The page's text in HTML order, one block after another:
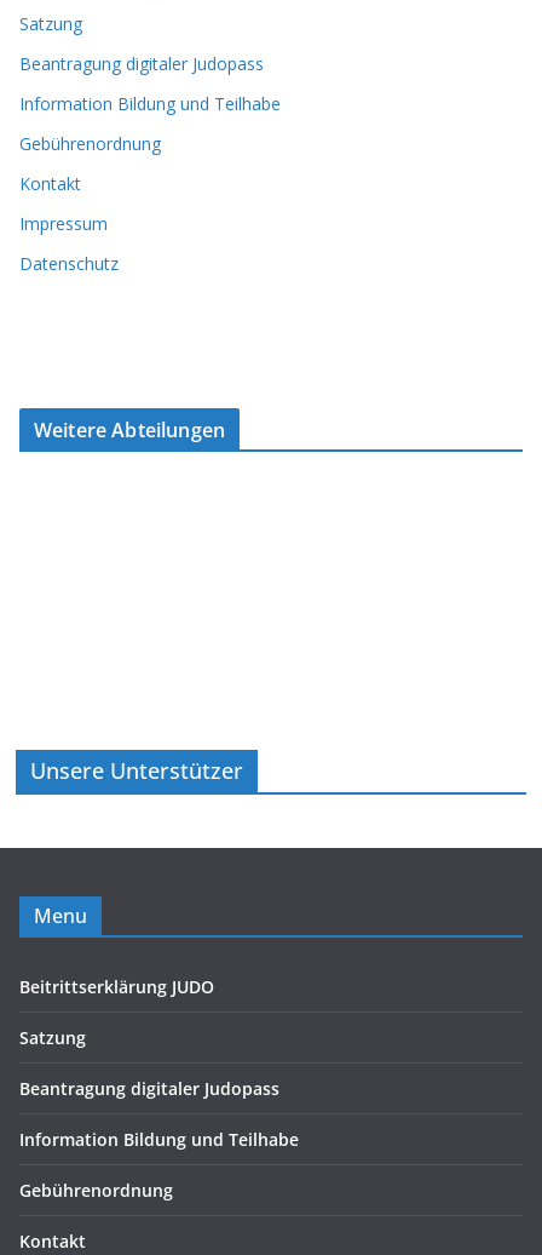
Satzung
Beantragung digitaler Judopass
Information Bildung und Teilhabe
Gebührenordnung
Kontakt
Impressum
Datenschutz
Weitere Abteilungen
Unsere Unterstützer
Menu
Beitrittserklärung JUDO
Satzung
Beantragung digitaler Judopass
Information Bildung und Teilhabe
Gebührenordnung
Kontakt